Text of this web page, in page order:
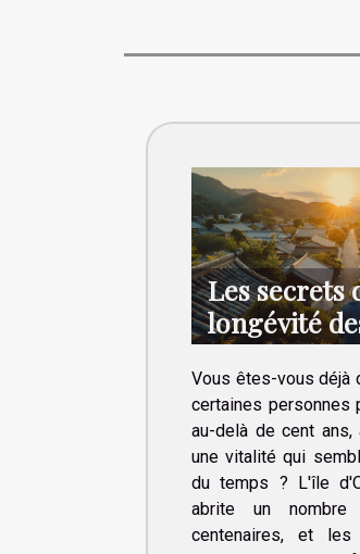
Les secrets
longévité
centenaires
et leurs
pour la
Vous êtes-vous déjà
certaines personnes
au-delà de cent
une vitalité qui
du temps ? L'île
abrite un nombre
centenaires, et